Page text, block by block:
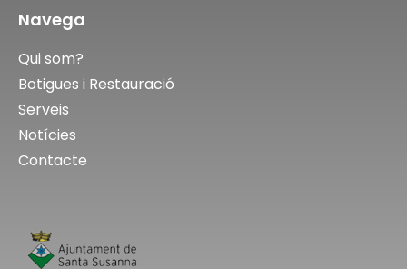
Navega
Qui som?
Botigues i Restauració
Serveis
Notícies
Contacte